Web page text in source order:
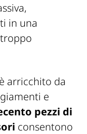
in una
è arricchito da
e
pezzi di
consentono